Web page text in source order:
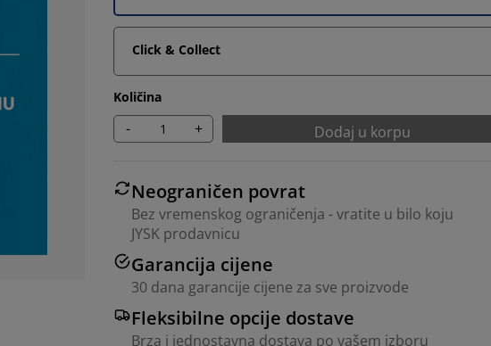
Click & Collect
Količina
- + Dodaj u korpu
Neograničen povrat
Bez vremenskog ograničenja - vratite u bilo koju
JYSK prodavnicu
Garancija cijene
30 dana garancije cijene za sve proizvode
Fleksibilne opcije dostave
Brza i jednostavna dostava po vašem izboru
11.11111111111111%